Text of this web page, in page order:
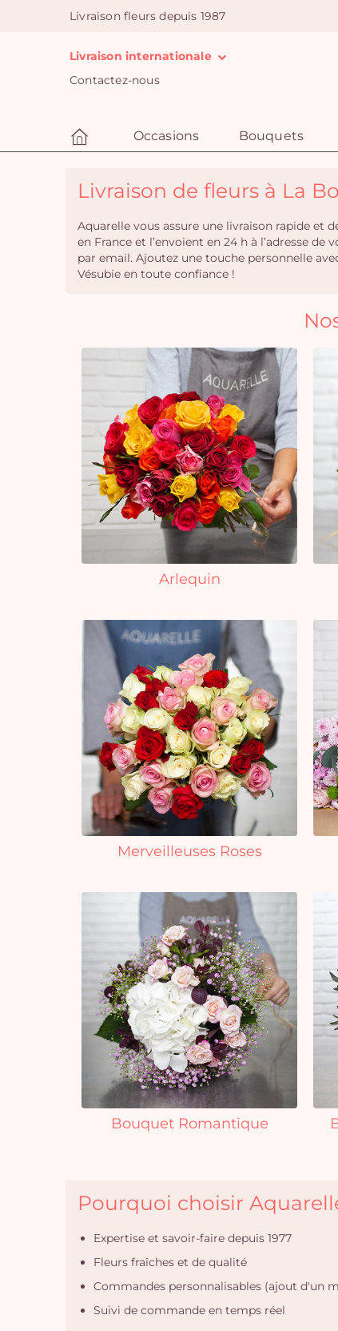
Livraison fleurs depuis 1987
Livraison internationale
Contactez-nous
Occasions Bouquets
Livraison de fleurs à La
Aquarelle vous assure une livraison rapide et
en France et l’envoient en 24 h à l’adresse
par email. Ajoutez une touche personnelle
Vésubie en toute confiance !
Arlequin
Merveilleuses Roses
Bouquet Romantique
Pourquoi choisir
Expertise et savoir-faire depuis 1977
Fleurs fraîches et de qualité
Commandes personnalisables (ajout d'un
Suivi de commande en temps réel